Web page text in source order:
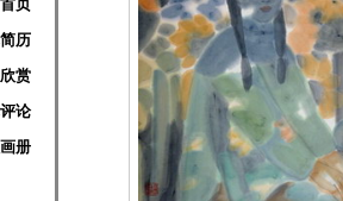
页
历
赏
论
册